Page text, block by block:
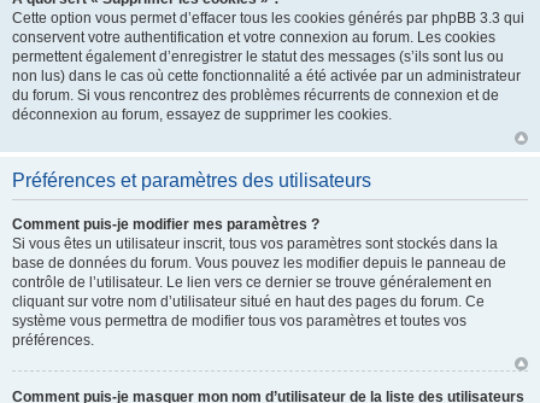
Cette option vous permet d’effacer tous les cookies générés par phpBB 3.3 qui
conservent votre authentification et votre connexion au forum. Les cookies
permettent également d’enregistrer le statut des messages (s’ils sont lus ou
non lus) dans le cas où cette fonctionnalité a été activée par un administrateur
du forum. Si vous rencontrez des problèmes récurrents de connexion et de
déconnexion au forum, essayez de supprimer les cookies.
Préférences et paramètres des utilisateurs
Comment puis-je modifier mes paramètres ?
Si vous êtes un utilisateur inscrit, tous vos paramètres sont stockés dans la
base de données du forum. Vous pouvez les modifier depuis le panneau de
contrôle de l’utilisateur. Le lien vers ce dernier se trouve généralement en
cliquant sur votre nom d’utilisateur situé en haut des pages du forum. Ce
système vous permettra de modifier tous vos paramètres et toutes vos
préférences.
Comment puis-je masquer mon nom d’utilisateur de la liste des utilisateurs